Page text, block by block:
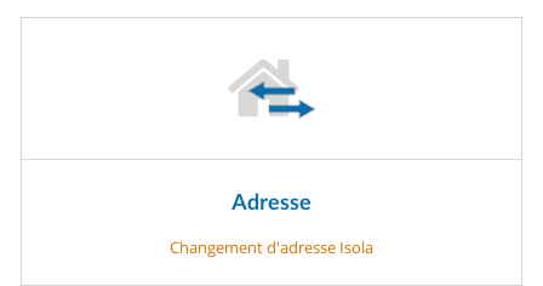
Adresse
Changement d'adresse Isola